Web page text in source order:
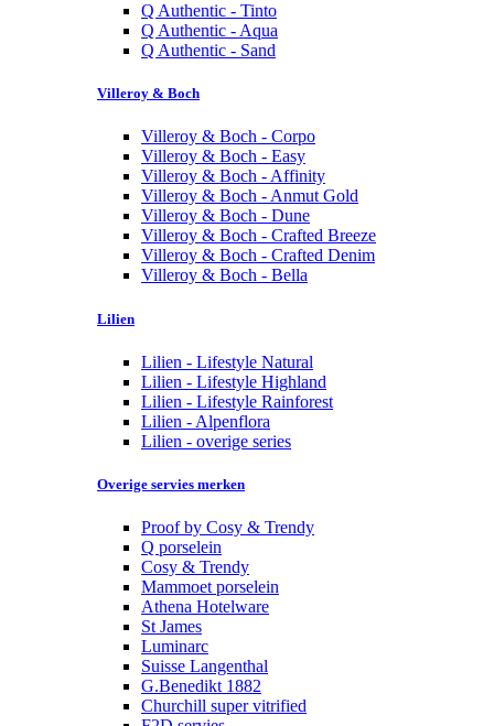
Q Authentic - Tinto
Q Authentic - Aqua
Q Authentic - Sand
Villeroy & Boch
Villeroy & Boch - Corpo
Villeroy & Boch - Easy
Villeroy & Boch - Affinity
Villeroy & Boch - Anmut Gold
Villeroy & Boch - Dune
Villeroy & Boch - Crafted Breeze
Villeroy & Boch - Crafted Denim
Villeroy & Boch - Bella
Lilien
Lilien - Lifestyle Natural
Lilien - Lifestyle Highland
Lilien - Lifestyle Rainforest
Lilien - Alpenflora
Lilien - overige series
Overige servies merken
Proof by Cosy & Trendy
Q porselein
Cosy & Trendy
Mammoet porselein
Athena Hotelware
St James
Luminarc
Suisse Langenthal
G.Benedikt 1882
Churchill super vitrified